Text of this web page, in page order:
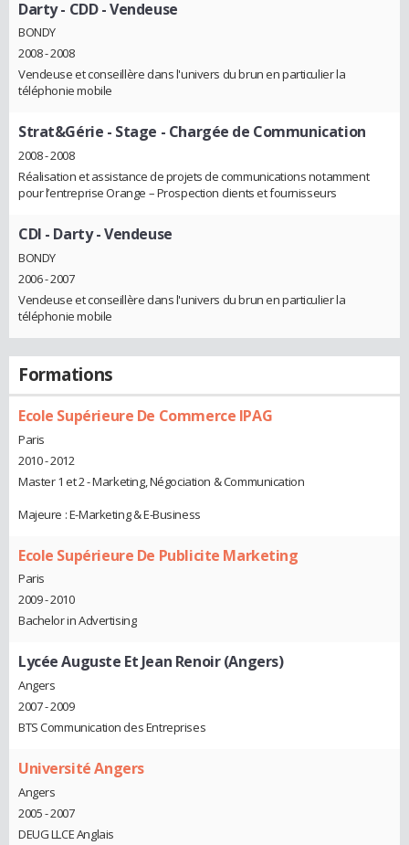
Darty- CDD - Vendeuse
BONDY
2008 - 2008
Vendeuse et conseillère dans l'univers du brun en particulier la
téléphonie mobile
Strat&Gérie - Stage - Chargée de Communication
2008 - 2008
Réalisation et assistance de projets de communications notamment
pour l’entreprise Orange – Prospection clients et fournisseurs
CDI - Darty- Vendeuse
BONDY
2006 - 2007
Vendeuse et conseillère dans l'univers du brun en particulier la
téléphonie mobile
Formations
Ecole Supérieure De Commerce IPAG
Paris
2010 - 2012
Master 1 et 2 - Marketing, Négociation & Communication
Majeure : E-Marketing & E-Business
Ecole Supérieure De Publicite Marketing
Paris
2009 - 2010
Bachelor in Advertising
Lycée Auguste Et Jean Renoir (Angers)
Angers
2007 - 2009
BTS Communication des Entreprises
Université Angers
Angers
2005 - 2007
DEUG LLCE Anglais